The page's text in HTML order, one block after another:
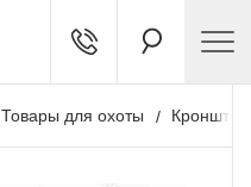
Товары для охоты